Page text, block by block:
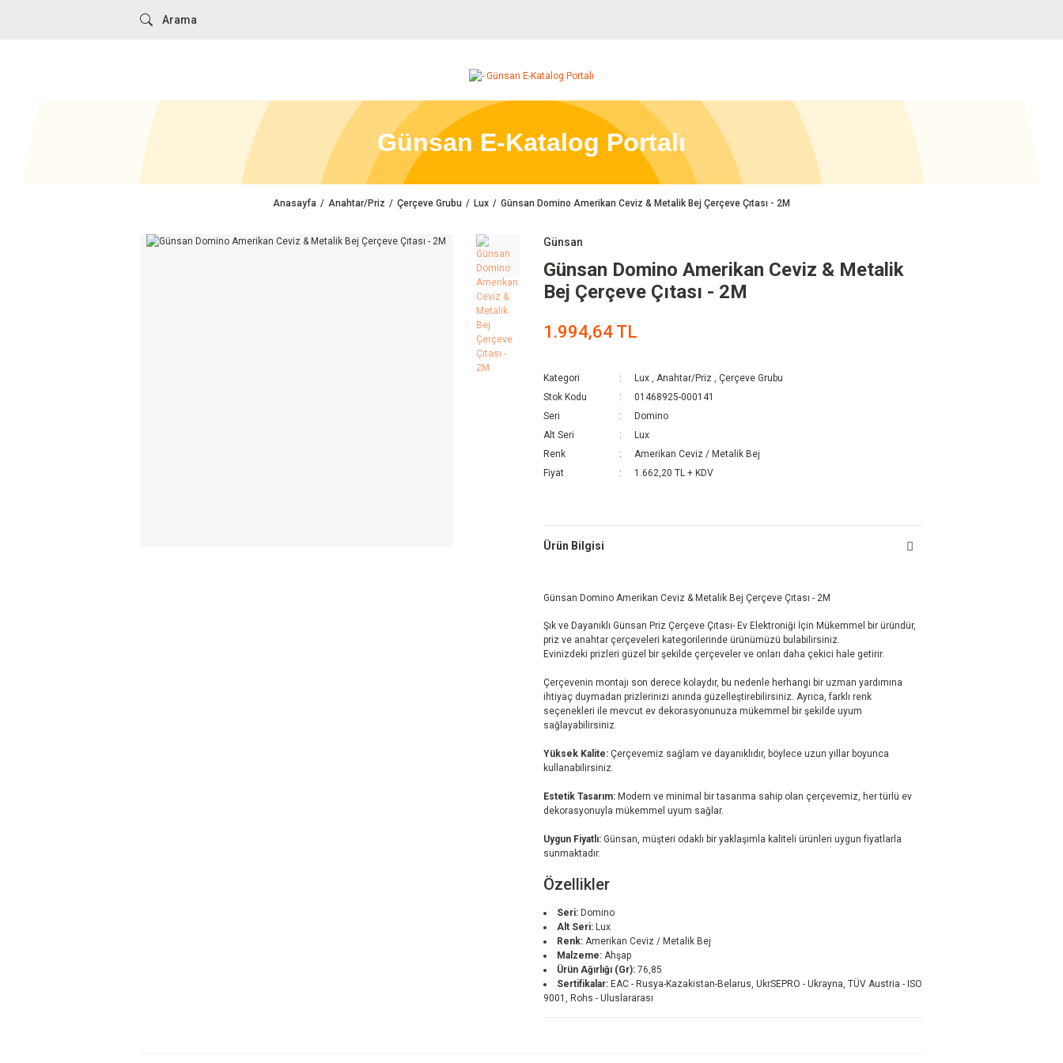
Günsan E-Katalog Portalı
Anasayfa Anahtar/Priz Çerçeve Grubu Lux Günsan Domino Amerikan Ceviz & Metalik Bej Çerçeve Çıtası - 2M
Günsan
Günsan Domino Amerikan Ceviz & Metalik
Bej Çerçeve Çıtası - 2M
1.994,64 TL
Kategori Lux , Anahtar/Priz , Çerçeve Grubu
Stok Kodu
01468925-000141
Seri
Domino
Alt Seri
Lux
Renk
Amerikan Ceviz / Metalik Bej
Fiyat
1.662,20 TL + KDV
Ürün Bilgisi
Günsan Domino Amerikan Ceviz & Metalik Bej Çerçeve Çıtası - 2M
Şık ve Dayanıklı Günsan Priz Çerçeve Çıtası- Ev Elektroniği İçin Mükemmel bir üründür,
priz ve anahtar çerçeveleri kategorilerinde ürünümüzü bulabilirsiniz.
Evinizdeki prizleri güzel bir şekilde çerçeveler ve onları daha çekici hale getirir.
Çerçevenin montajı son derece kolaydır, bu nedenle herhangi bir uzman yardımına
ihtiyaç duymadan prizlerinizi anında güzelleştirebilirsiniz. Ayrıca, farklı renk
seçenekleri ile mevcut ev dekorasyonunuza mükemmel bir şekilde uyum
sağlayabilirsiniz.
Yüksek Kalite: Çerçevemiz sağlam ve dayanıklıdır, böylece uzun yıllar boyunca
kullanabilirsiniz.
Estetik Tasarım: Modern ve minimal bir tasarıma sahip olan çerçevemiz, her türlü ev
dekorasyonuyla mükemmel uyum sağlar.
Uygun Fiyatlı: Günsan, müşteri odaklı bir yaklaşımla kaliteli ürünleri uygun fiyatlarla
sunmaktadır.
Özellikler
Seri: Domino
Alt Seri: Lux
Renk: Amerikan Ceviz / Metalik Bej
Malzeme: Ahşap
Ürün Ağırlığı (Gr): 76,85
Sertifikalar: EAC - Rusya-Kazakistan-Belarus, UkrSEPRO - Ukrayna, TÜV Austria - ISO
9001, Rohs - Uluslararası